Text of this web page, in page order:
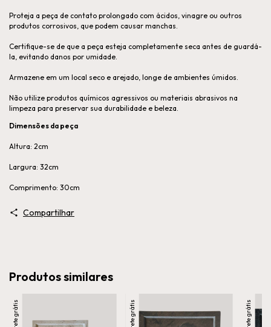
Proteja a peça de contato prolongado com ácidos, vinagre ou outros
produtos corrosivos, que podem causar manchas.
Certifique-se de que a peça esteja completamente seca antes de guardá-
la, evitando danos por umidade.
Armazene em um local seco e arejado, longe de ambientes úmidos.
Não utilize produtos químicos agressivos ou materiais abrasivos na
limpeza para preservar sua durabilidade e beleza.
Dimensões da peça
Altura: 2cm
Largura: 32cm
Comprimento: 30cm
Compartilhar
Produtos similares
Frete grátis Frete grátis Frete grátis